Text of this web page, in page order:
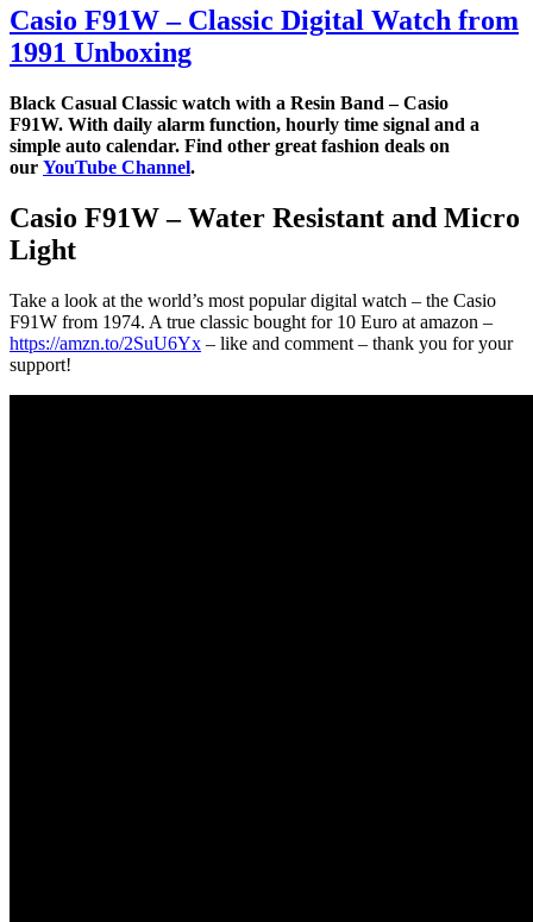
Casio F91W – Classic Digital Watch from
1991 Unboxing
Black Casual Classic watch with a Resin Band – Casio
F91W. With daily alarm function, hourly time signal and a
simple auto calendar. Find other great fashion deals on
our YouTube Channel.
Casio F91W – Water Resistant and Micro
Light
Take a look at the world’s most popular digital watch – the Casio
F91W from 1974. A true classic bought for 10 Euro at amazon –
https://amzn.to/2SuU6Yx – like and comment – thank you for your
support!